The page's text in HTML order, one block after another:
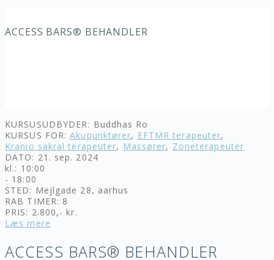
ACCESS BARS® BEHANDLER
KURSUSUDBYDER: Buddhas Ro
KURSUS FOR:Akupunktører, EFTMR terapeuter,
Kranio sakral terapeuter, Massører, Zoneterapeuter
DATO: 21. sep. 2024
kl.: 10:00
- 18:00
STED: Mejlgade 28, aarhus
RAB TIMER: 8
PRIS: 2.800,- kr.
Læs mere
ACCESS BARS® BEHANDLER